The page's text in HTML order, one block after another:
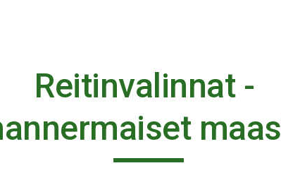
Reitinvalinnat -